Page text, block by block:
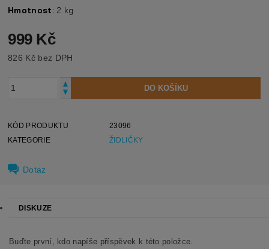
Hmotnost: 2 kg
999 Kč
826 Kč bez DPH
KÓD PRODUKTU
23096
KATEGORIE
ŽIDLIČKY
Dotaz
DISKUZE
Buďte první, kdo napíše příspěvek k této položce.